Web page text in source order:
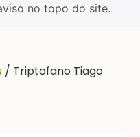
no topo do site.
/ Triptofano Tiago